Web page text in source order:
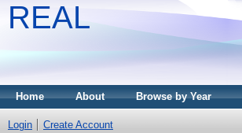
REAL
Home About Browse by Year
Login Create Account